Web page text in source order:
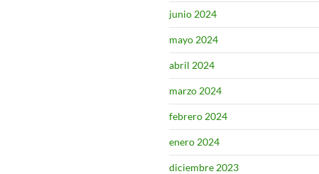
junio 2024
mayo 2024
abril 2024
marzo 2024
febrero 2024
enero 2024
diciembre 2023